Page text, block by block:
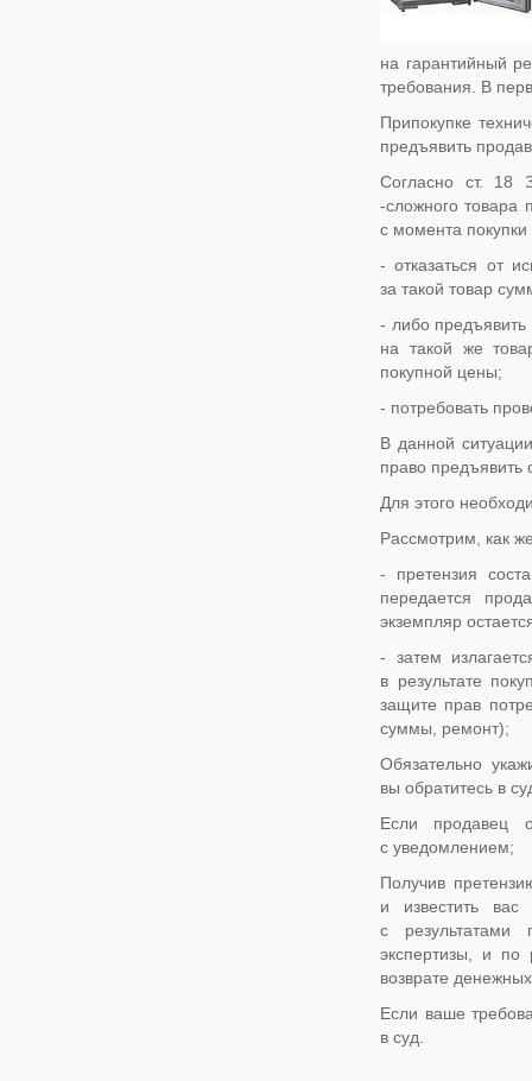
на гарантийный
требования. В
Припокупке
предъявить
Согласно ст. 18
-сложного товара
с момента покупки
- отказаться от
за такой товар
- либо
на такой же
покупной цены;
- потребовать
В данной
право предъявить
Для этого
Рассмотрим, как
- претензия
передается
экземпляр
- затем
в результате
защите прав
суммы, ремонт);
Обязательно
вы обратитесь в
Если продавец
с уведомлением;
Получив
и известить
с результатами
экспертизы, и по
возврате
Если ваше
в суд.